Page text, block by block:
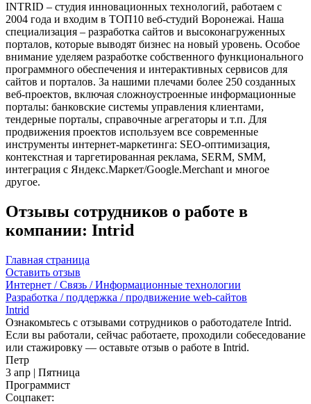
INTRID – студия инновационных технологий, работаем с
2004 года и входим в ТОП10 веб-студий Воронежаi. Наша
специализация – разработка сайтов и высоконагруженных
порталов, которые выводят бизнес на новый уровень. Особое
внимание уделяем разработке собственного функционального
программного обеспечения и интерактивных сервисов для
сайтов и порталов. За нашими плечами более 250 созданных
веб-проектов, включая сложноустроенные информационные
порталы: банковские системы управления клиентами,
тендерные порталы, справочные агрегаторы и т.п. Для
продвижения проектов используем все современные
инструменты интернет-маркетинга: SEO-оптимизация,
контекстная и таргетированная реклама, SERM, SMM,
интеграция с Яндекс.Маркет/Google.Merchant и многое
другое.
Отзывы сотрудников о работе в
компании: Intrid
Главная страница
Оставить отзыв
Интернет / Связь / Информационные технологии
Разработка / поддержка / продвижение web-сайтов
Intrid
Ознакомьтесь с отзывами сотрудников о работодателе Intrid.
Если вы работали, сейчас работаете, проходили собеседование
или стажировку — оставьте отзыв о работе в Intrid.
Петр
3 апр | Пятница
Программист
Соцпакет: